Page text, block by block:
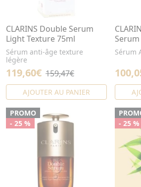
CLARINS Double Serum
Light Texture 75ml
Sérum anti-âge texture
légère
119,60€ 159,47€
AJOUTER AU PANIER
Sérum
PROMO
- 25 %
- 25 %